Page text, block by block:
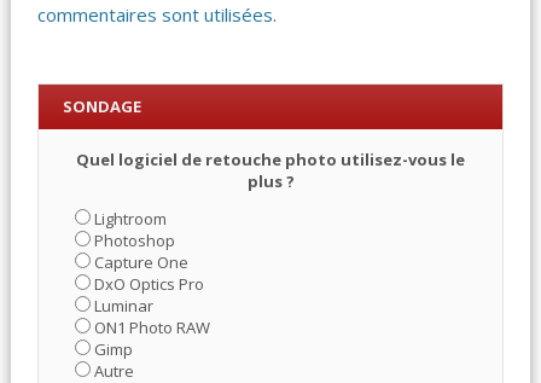
commentaires sont utilisées.
SONDAGE
Quel logiciel de retouche photo utilisez-vous le
plus ?
Lightroom
Photoshop
Capture One
DxO Optics Pro
Luminar
ON1 Photo RAW
Gimp
Autre